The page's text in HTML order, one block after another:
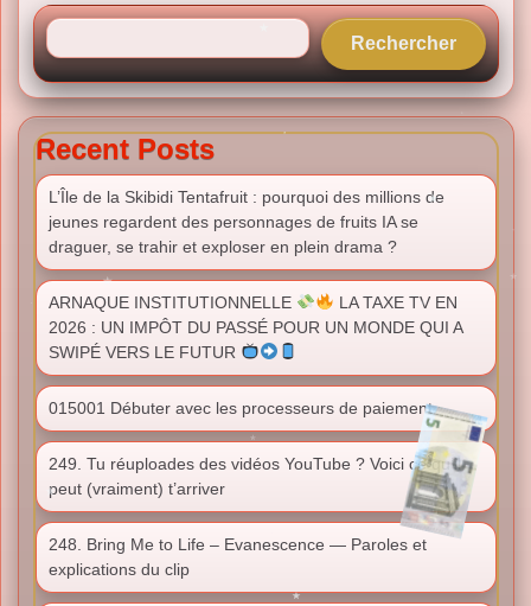
Rechercher
Recent Posts
L’Île de la Skibidi Tentafruit : pourquoi des millions de
jeunes regardent des personnages de fruits IA se
draguer, se trahir et exploser en plein drama ?
ARNAQUE INSTITUTIONNELLE
LA TAXE TV EN
2026 : UN IMPÔT DU PASSÉ POUR UN MONDE QUI A
SWIPÉ VERS LE FUTUR
015001 Débuter avec les processeurs de paiement
249. Tu réuploades des vidéos YouTube ? Voici ce qu’il
peut (vraiment) t’arriver
248. Bring Me to Life – Evanescence — Paroles et
explications du clip